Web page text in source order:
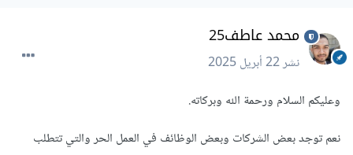
محمد عاطف25
نشر22 أبريل 2025
وعليكم السلام ورحمة الله وبركاته.
نعم توجد بعض الشركات وبعض الوظائف في العمل الحر والتي تتطلب